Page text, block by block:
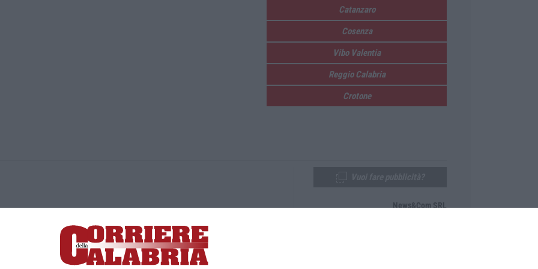
Catanzaro
Cosenza
Vibo Valentia
Reggio Calabria
Crotone
Lamezia Terme (CZ)
responsabile Paola Militano |Privacy
News&Com SRL